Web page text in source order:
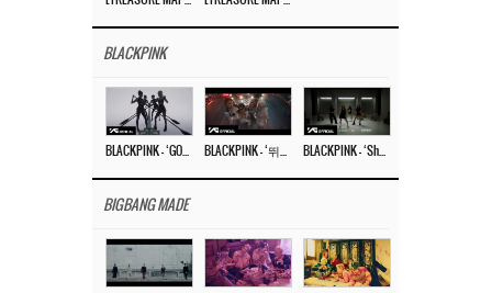
BLACKPINK
BIGBANG MADE